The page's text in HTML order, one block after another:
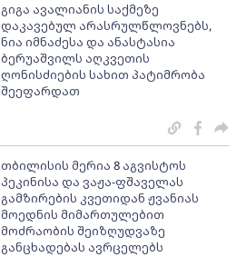
გიგა ავალიანის საქმეზე
დაკავებულ არასრულწლოვნებს,
ნია იმნაძესა და ანასტასია
ბერუაშვილს აღკვეთის
ღონისძიების სახით პატიმრობა
შეეფარდათ
თბილისის მერია 8 აგვისტოს
პეკინისა და ვაჟა-ფშაველას
გამზირების კვეთიდან ჟვანიას
მოედნის მიმართულებით
მოძრაობის შეიზღუდვაზე
განცხადებას ავრცელებს